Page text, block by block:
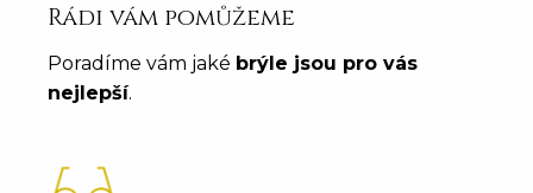
Rádi vám pomůžeme
Poradíme vám jaké brýle jsou pro vás
nejlepší.